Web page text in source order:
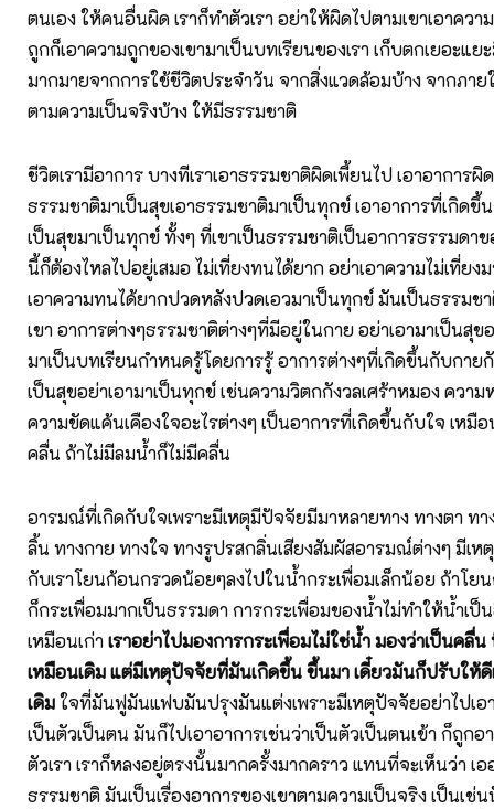
ตนเอง ให้คนอื่นผิด เราก็ทำตัวเรา อย่าให้ผิดไปตามเขาเอาคว
ถูกก็เอาความถูกของเขามาเป็นบทเรียนของเรา เก็บตกเยอะแย
มากมายจากการใช้ชีวิตประจำวัน จากสิ่งแวดล้อมบ้าง จากภาย
ตามความเป็นจริงบ้าง ให้มีธรรมชาติ
ชีวิตเรามีอาการ บางทีเราเอาธรรมชาติผิดเพี้ยนไป เอาอาการผิ
ธรรมชาติมาเป็นสุขเอาธรรมชาติมาเป็นทุกข์ เอาอาการที่เกิด
เป็นสุขมาเป็นทุกข์ ทั้งๆ ที่เขาเป็นธรรมชาติเป็นอาการธรรมดาข
นี้ก็ต้องไหลไปอยู่เสมอ ไม่เที่ยงทนได้ยาก อย่าเอาความไม่เที่ยง
เอาความทนได้ยากปวดหลังปวดเอวมาเป็นทุกข์ มันเป็นธรรมช
เขา อาการต่างๆธรรมชาติต่างๆที่มีอยู่ในกาย อย่าเอามาเป็นสุข
มาเป็นบทเรียนกำหนดรู้โดยการรู้ อาการต่างๆที่เกิดขึ้นกับกาย
เป็นสุขอย่าเอามาเป็นทุกข์ เช่นความวิตกกังวลเศร้าหมอง ควา
ความขัดแค้นเคืองใจอะไรต่างๆ เป็นอาการที่เกิดขึ้นกับใจ เห
คลื่น ถ้าไม่มีลมน้ำก็ไม่มีคลื่น
อารมณ์ที่เกิดกับใจเพราะมีเหตุมีปัจจัยมีมาหลายทาง ทางตา ท
ลิ้น ทางกาย ทางใจ ทางรูปรสกลิ่นเสียงสัมผัสอารมณ์ต่างๆ มีเ
กับเราโยนก้อนกรวดน้อยๆลงไปในน้ำกระเพื่อมเล็กน้อย ถ้าโ
ก็กระเพื่อมมากเป็นธรรมดา การกระเพื่อมของน้ำไม่ทำให้น้ำเป็
เหมือนเก่าเราอย่าไปมองการกระเพื่อมไม่ใช่น้ำ มองว่าเป็นคลื่
เหมือนเดิม แต่มีเหตุปัจจัยที่มันเกิดขึ้น ขึ้นมา เดี๋ยวมันก็ปรับให้
เดิมใจที่มันฟูมันแฟบมันปรุงมันแต่งเพราะมีเหตุปัจจัยอย่าไปเอ
เป็นตัวเป็นตน มันก็ไปเอาอาการเช่นว่าเป็นตัวเป็นตนเข้า ก็ถูก
ตัวเรา เราก็หลงอยู่ตรงนั้นมากครั้งมากคราว แทนที่จะเห็นว่า เอ
ธรรมชาติ มันเป็นเรื่องอาการของเขาตามความเป็นจริง เป็นเช่น